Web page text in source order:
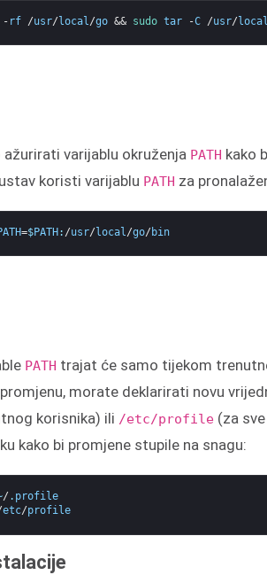
- rf /usr/ local/go && sudo tar -C /usr/
varijablu okruženja PATH kako
koristi varijablu PATH za
=$PATH: /usr/local /go/ bin
PATH trajat će samo tijekom
morate deklarirati novu
korisnika) ili /etc/profile (za
kako bi promjene stupile na snagu:
/ . profile
etc/profile